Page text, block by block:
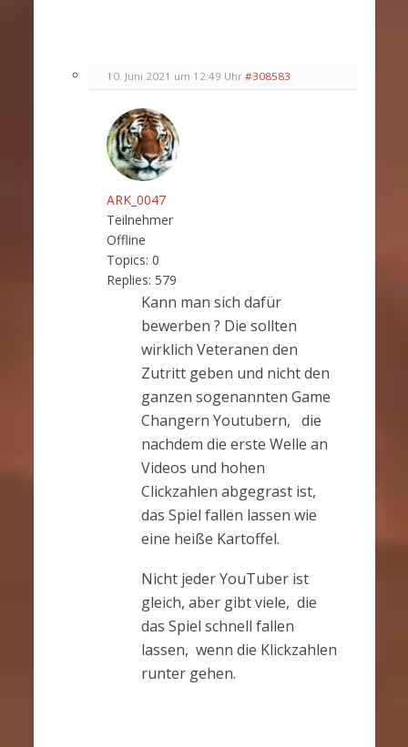
10. Juni 2021 um 12:49 Uhr #308583
ARK_0047
Teilnehmer
Offline
Topics: 0
Replies: 579
Kann man sich dafür
bewerben ? Die sollten
wirklich Veteranen den
Zutritt geben und nicht den
ganzen sogenannten Game
Changern Youtubern, die
nachdem die erste Welle an
Videos und hohen
Clickzahlen abgegrast ist,
das Spiel fallen lassen wie
eine heiße Kartoffel.
Nicht jeder YouTuber ist
gleich, aber gibt viele, die
das Spiel schnell fallen
lassen, wenn die Klickzahlen
runter gehen.